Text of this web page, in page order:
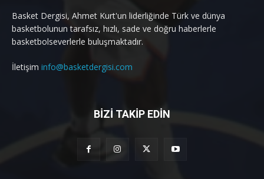
Basket Dergisi, Ahmet Kurt'un liderliğinde Türk ve dünya
basketbolunun tarafsız, hızlı, sade ve doğru haberlerle
basketbolseverlerle buluşmaktadır.
İletişim info@basketdergisi.com
BİZİ TAKİP EDİN